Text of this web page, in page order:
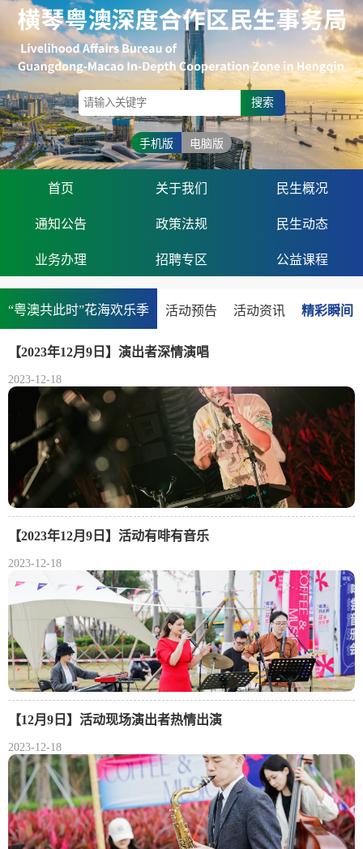
搜索
手机版 电脑版
首页 关于我们 民生概况
通知公告 政策法规 民生动态
业务办理 招聘专区 公益课程
“粤澳共此时”花海欢乐季 活动预告 活动资讯 精彩瞬间
【2023年12月9日】演出者深情演唱
2023-12-18
【2023年12月9日】活动有啡有音乐
2023-12-18
【12月9日】活动现场演出者热情出演
2023-12-18